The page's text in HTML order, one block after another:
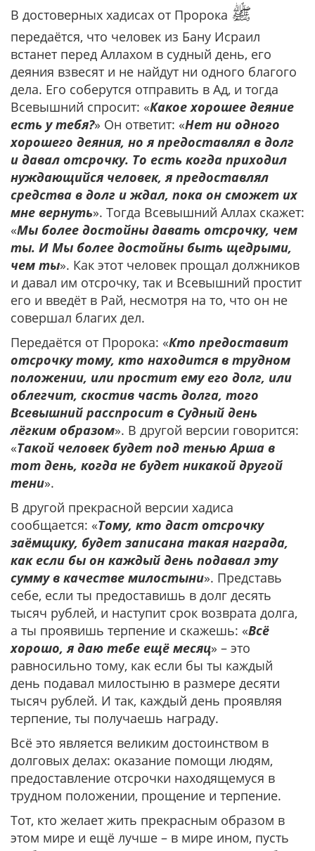
В достоверных хадисах от Пророка ﷺ
передаётся, что человек из Бану Исраил
встанет перед Аллахом в судный день, его
деяния взвесят и не найдут ни одного благого
дела. Его соберутся отправить в Ад, и тогда
Всевышний спросит: «Какое хорошее деяние
есть у тебя?» Он ответит: «Нет ни одного
хорошего деяния, но я предоставлял в долг
и давал отсрочку. То есть когда приходил
нуждающийся человек, я предоставлял
средства в долг и ждал, пока он сможет их
мне вернуть». Тогда Всевышний Аллах скажет:
«Мы более достойны давать отсрочку, чем
ты. И Мы более достойны быть щедрыми,
чем ты». Как этот человек прощал должников
и давал им отсрочку, так и Всевышний простит
его и введёт в Рай, несмотря на то, что он не
совершал благих дел.
Передаётся от Пророка: «Кто предоставит
отсрочку тому, кто находится в трудном
положении, или простит ему его долг, или
облегчит, скостив часть долга, того
Всевышний расспросит в Судный день
лёгким образом». В другой версии говорится:
«Такой человек будет под тенью Арша в
тот день, когда не будет никакой другой
тени».
В другой прекрасной версии хадиса
сообщается: «Тому, кто даст отсрочку
заёмщику, будет записана такая награда,
как если бы он каждый день подавал эту
сумму в качестве милостыни». Представь
себе, если ты предоставишь в долг десять
тысяч рублей, и наступит срок возврата долга,
а ты проявишь терпение и скажешь: «Всё
хорошо, я даю тебе ещё месяц» – это
равносильно тому, как если бы ты каждый
день подавал милостыню в размере десяти
тысяч рублей. И так, каждый день проявляя
терпение, ты получаешь награду.
Всё это является великим достоинством в
долговых делах: оказание помощи людям,
предоставление отсрочки находящемуся в
трудном положении, прощение и терпение.
Тот, кто желает жить прекрасным образом в
этом мире и ещё лучше – в мире ином, пусть